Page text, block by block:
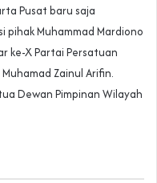
Pusat baru saja
pihak Muhammad Mardiono
ke-X Partai Persatuan
Zainul Arifin.
Dewan Pimpinan Wilayah